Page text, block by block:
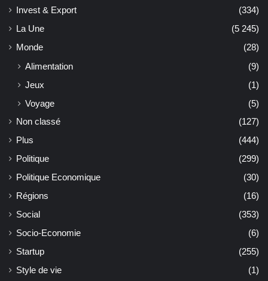
Invest & Export
(334)
La Une
(5 245)
Monde
(28)
Alimentation
(9)
Jeux
(1)
Voyage
(5)
Non classé
(127)
Plus
(444)
Politique
(299)
Politique Economique
(30)
Régions
(16)
Social
(353)
Socio-Economie
(6)
Startup
(255)
Style de vie
(1)